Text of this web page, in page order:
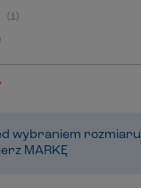
1
wybraniem rozmiaru
MARKĘ